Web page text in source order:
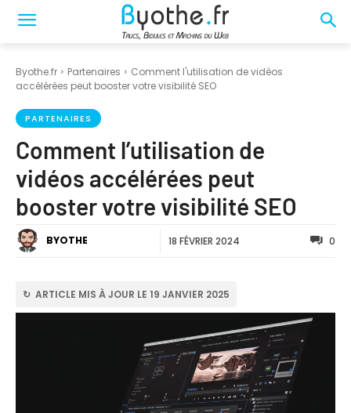
Byothe.fr Partenaires
Comment l'utilisation de vidéos
accélérées peut booster votre visibilité SEO
PARTENAIRES
Comment l’utilisation de
vidéos accélérées peut
booster votre visibilité SEO
BYOTHE 18 FÉVRIER 2024 0
↻ ARTICLE MIS À JOUR LE 19 JANVIER 2025